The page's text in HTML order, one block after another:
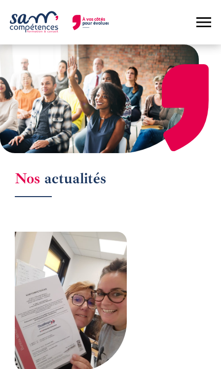
ACTUALITÉS
Nos actualités